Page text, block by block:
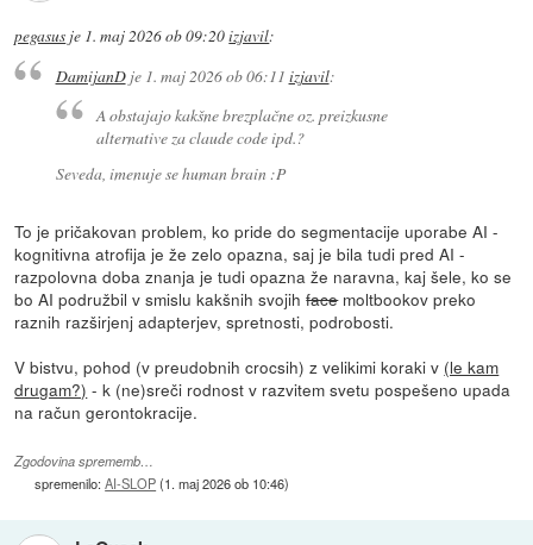
pegasus je 1. maj 2026 ob 09:20izjavil:
DamijanDje 1. maj 2026 ob 06:11 izjavil:
A obstajajo kakšne brezplačne oz. preizkusne
alternative za claude code ipd.?
Seveda, imenuje se human brain :P
To je pričakovan problem, ko pride do segmentacije uporabe AI -
kognitivna atrofija je že zelo opazna, saj je bila tudi pred AI -
razpolovna doba znanja je tudi opazna že naravna, kaj šele, ko se
bo AI podružbil v smislu kakšnih svojihfacemoltbookov preko
raznih razširjenj adapterjev, spretnosti, podrobosti.
V bistvu, pohod (v preudobnih crocsih) z velikimi koraki v (le kam
drugam?) - k (ne)sreči rodnost v razvitem svetu pospešeno upada
na račun gerontokracije.
Zgodovina sprememb…
spremenilo:AI-SLOP(1. maj 2026 ob 10:46)